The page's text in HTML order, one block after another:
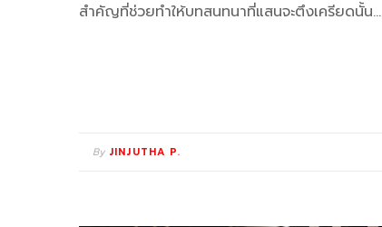
สำคัญที่ช่วยทำให้บทสนทนาที่แสนจะตึงเครียดนั้น…
By JINJUTHA P.